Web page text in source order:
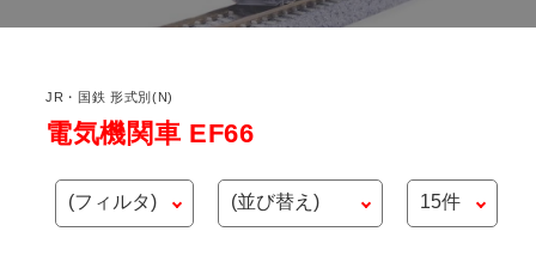
JR・国鉄 形式別(N)
電気機関車 EF66